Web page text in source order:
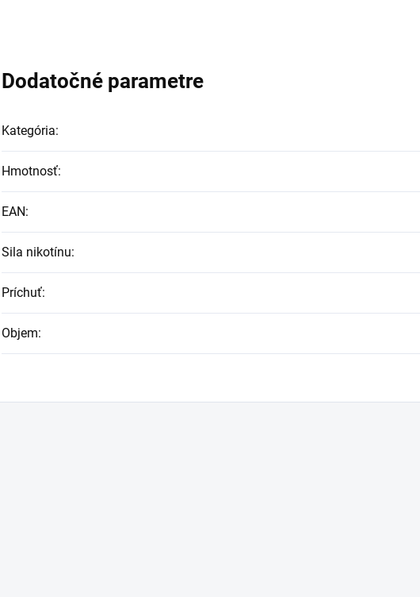
Dodatočné parametre
Kategória:
Hmotnosť:
EAN:
Sila nikotínu:
Príchuť:
Objem: